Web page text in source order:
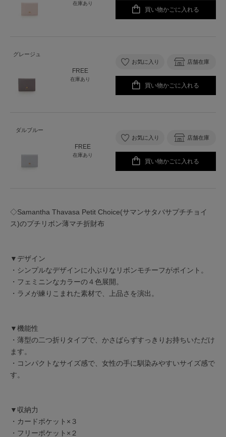
在庫あり
買い物かごに入れる
グレージュ
FREE
在庫あり
お気に入り 店舗在庫
買い物かごに入れる
ダルブルー
FREE
在庫あり
お気に入り 店舗在庫
買い物かごに入れる
◇Samantha Thavasa Petit Choice(サマンサタバサプチチョイ
ス)のプチリボン薄マチ折財布
▼デザイン
・シンプルなデザインに小ぶりなリボンモチーフがポイント。
・フェミニンなカラーの４色展開。
・ラメが練りこまれた素材で、上品さを演出。
▼機能性
・薄型の二つ折りタイプで、かさばらずすっきりお持ちいただけ
ます。
・コンパクトなサイズ感で、女性の手に馴染みやすいサイズ感で
す。
▼収納力
・カードポケット×３
・フリーポケット×２